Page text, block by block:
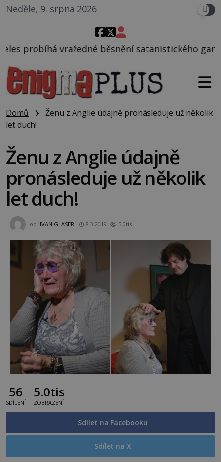
Neděle, 9. srpna 2026
satanistického gangu vedeného
Domů
Ženu z Anglie údajně pronásleduje už několik
let duch!
Ženu z Anglie údajně
pronásleduje už několik
let duch!
od IVAN GLASER 8.3.2019 5.0tis
56
SDÍLENÍ
5.0tis
ZOBRAZENÍ
Sdílet na Facebooku
Sdílet na X